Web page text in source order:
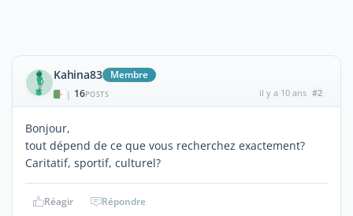
Kahina83 Membre
| 16POSTS il y a 10 ans #2
Bonjour,
tout dépend de ce que vous recherchez exactement?
Caritatif, sportif, culturel?
Réagir Répondre